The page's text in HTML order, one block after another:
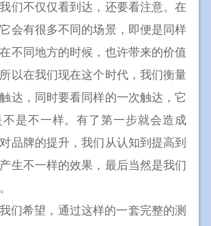
们不仅仅看到达，还要看注意。在
会有很多不同的场景，即便是同样
不同地方的时候，也许带来的价值
以在我们现在这个时代，我们衡量
达，同时要看同样的一次触达，它
是不一样。有了第一步就会造成
品牌的提升，我们从认知到提高到
生不一样的效果，最后当然是我们
们希望，通过这样的一套完整的测